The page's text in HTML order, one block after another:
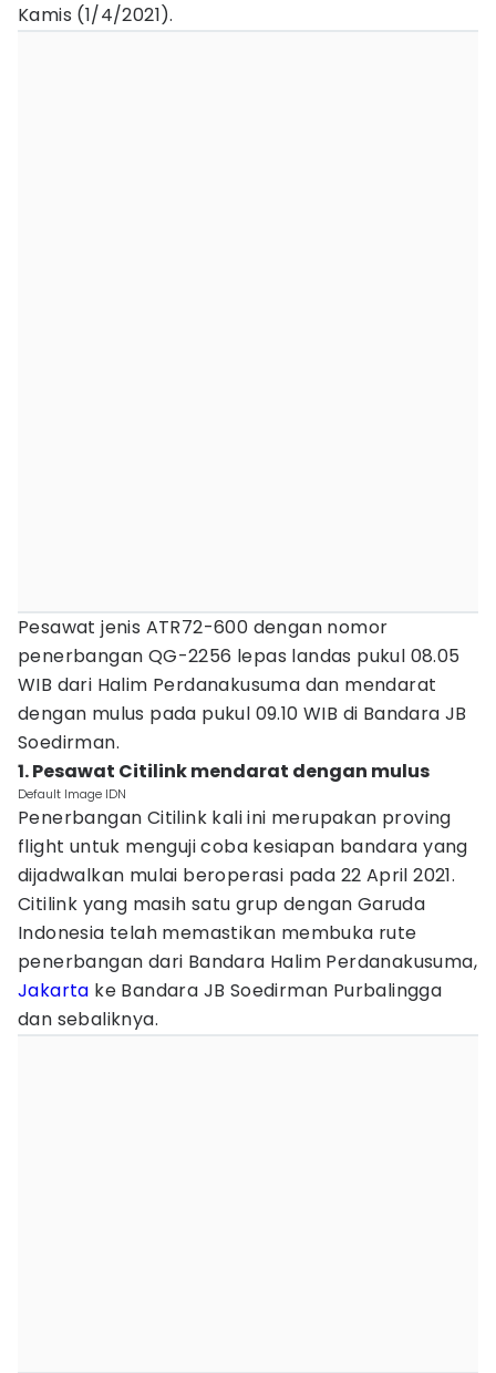
Kamis (1/4/2021).
Pesawat jenis ATR72-600 dengan nomor
penerbangan QG-2256 lepas landas pukul 08.05
WIB dari Halim Perdanakusuma dan mendarat
dengan mulus pada pukul 09.10 WIB di Bandara JB
Soedirman.
1. Pesawat Citilink mendarat dengan mulus
Default Image IDN
Penerbangan Citilink kali ini merupakan proving
flight untuk menguji coba kesiapan bandara yang
dijadwalkan mulai beroperasi pada 22 April 2021.
Citilink yang masih satu grup dengan Garuda
Indonesia telah memastikan membuka rute
penerbangan dari Bandara Halim Perdanakusuma,
Jakarta ke Bandara JB Soedirman Purbalingga
dan sebaliknya.